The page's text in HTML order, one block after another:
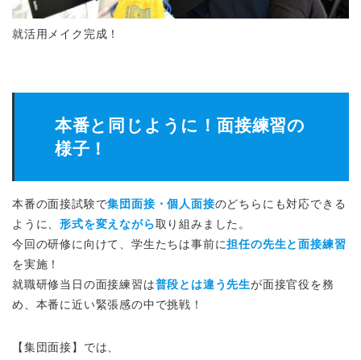
就活用メイク完成！
本番と同じように！面接練習の
様子！
本番の面接試験で集団面接・個人面接のどちらにも対応できる
ように、形式を変えながら取り組みました。
今回の研修に向けて、学生たちは事前に担任の先生と面接練習
を実施！
就職研修当日の面接練習は普段とは違う先生が面接官役を務
め、本番に近い緊張感の中で挑戦！
【集団面接】では、